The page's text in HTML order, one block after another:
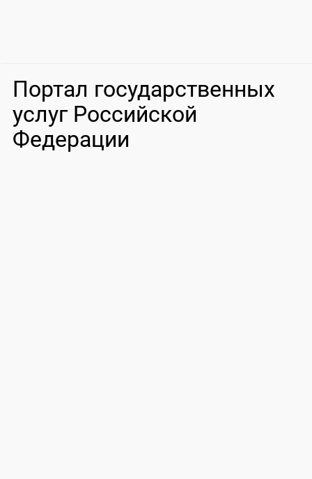
Портал государственных
услуг Российской
Федерации